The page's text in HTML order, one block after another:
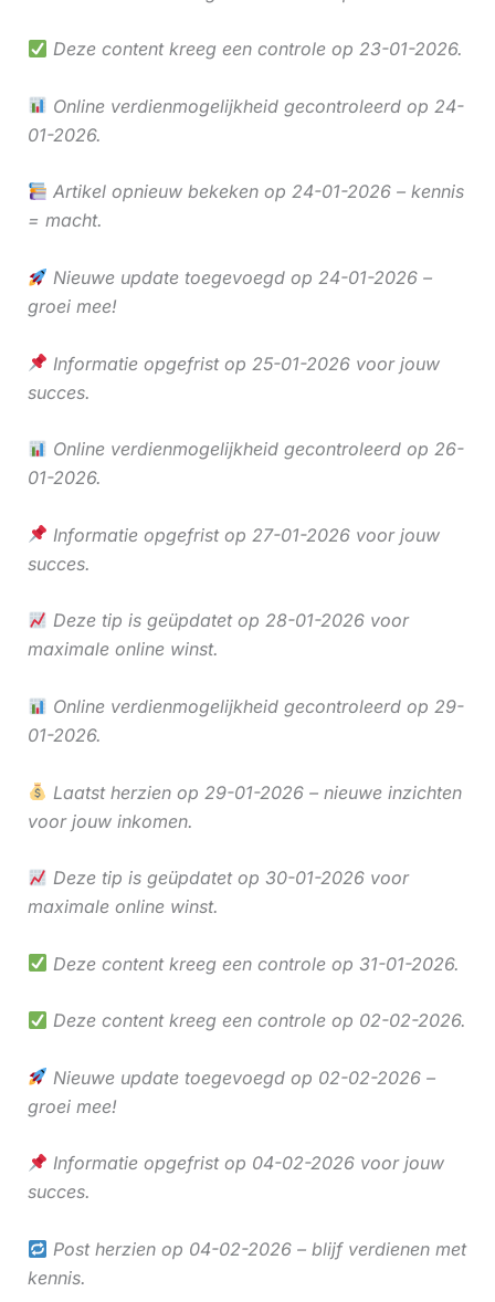
Deze content kreeg een controle op 23-01-2026.
Online verdienmogelijkheid gecontroleerd op 24-
01-2026.
Artikel opnieuw bekeken op 24-01-2026 – kennis
= macht.
Nieuwe update toegevoegd op 24-01-2026 –
groei mee!
Informatie opgefrist op 25-01-2026 voor jouw
succes.
Online verdienmogelijkheid gecontroleerd op 26-
01-2026.
Informatie opgefrist op 27-01-2026 voor jouw
succes.
Deze tip is geüpdatet op 28-01-2026 voor
maximale online winst.
Online verdienmogelijkheid gecontroleerd op 29-
01-2026.
Laatst herzien op 29-01-2026 – nieuwe inzichten
voor jouw inkomen.
Deze tip is geüpdatet op 30-01-2026 voor
maximale online winst.
Deze content kreeg een controle op 31-01-2026.
Deze content kreeg een controle op 02-02-2026.
Nieuwe update toegevoegd op 02-02-2026 –
groei mee!
Informatie opgefrist op 04-02-2026 voor jouw
succes.
Post herzien op 04-02-2026 – blijf verdienen met
kennis.